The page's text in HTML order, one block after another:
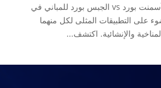
الرياض تحليلاً شاملاً الأسمنت بورد vs الجبس بورد للمباني في
على التطبيقات المثلى لكل منهما
والإنشائية. اكتشف...